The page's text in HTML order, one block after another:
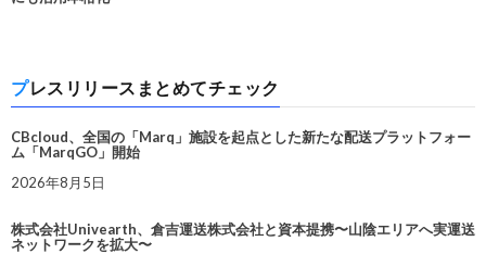
プレスリリースまとめてチェック
CBcloud、全国の「Marq」施設を起点とした新たな配送プラットフォー
ム「MarqGO」開始
2026年8月5日
株式会社Univearth、倉吉運送株式会社と資本提携〜山陰エリアへ実運送
ネットワークを拡大〜